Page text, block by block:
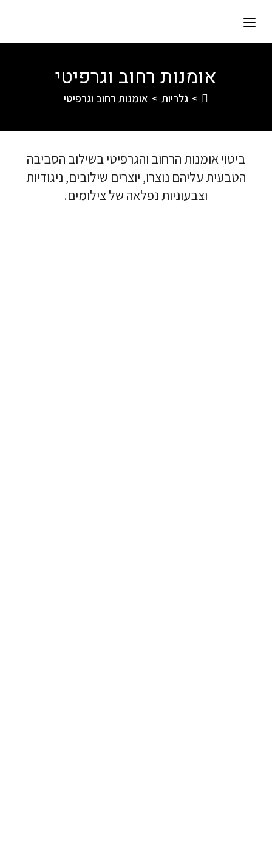
אומנות רחוב וגרפיטי
> גלריות > אומנות רחוב וגרפיטי
ביטוי אומנות הרחוב והגרפיטי בשילוב הסביבה
הטבעית עליהם נוצרו, יוצרים שילובים, ניגודיות
וצבעוניות נפלאה של צילומים.